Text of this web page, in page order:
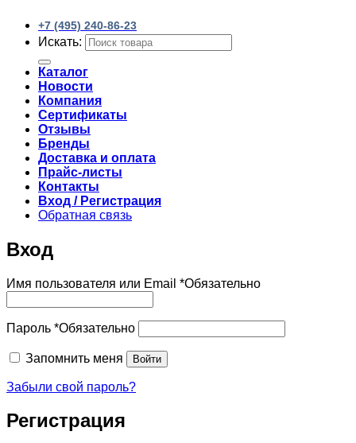
+7 (495) 240-86-23
Искать:
Каталог
Новости
Компания
Сертификаты
Отзывы
Бренды
Доставка и оплата
Прайс-листы
Контакты
Вход / Регистрация
Обратная связь
Вход
Имя пользователя или Email *Обязательно
Пароль *Обязательно
Запомнить меня Войти
Забыли свой пароль?
Регистрация